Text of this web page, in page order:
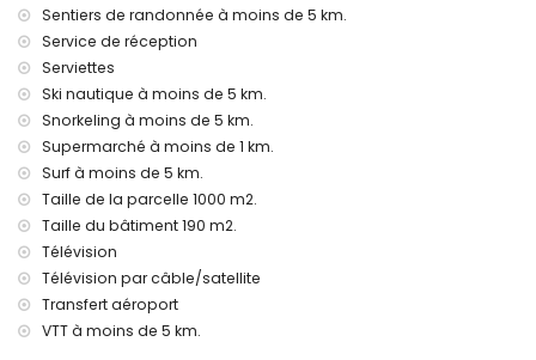
Lieux d'intérêt et culture à Jávea, Costa Blanca
Musée (Histórico de Jávea, Jávea), église (Virgen de Loreto,
Puerto, Jávea), monument (Pueblo de Jávea, Jávea),
bâtiment architectural (Histórico de Jávea, Jávea), lieu
historique (Pueblo de Jávea et Jávea) (à moins de 5
kilomètres de l'hébergement)
Ruine (Molinos de Viento et Jávea) (à moins de 10
Château (Portal de la Vila et Denia) (à moins de 25
kilomètres de l'hébergement)
Sports
Tennis (à moins de 1000 mètres de la villa)
Randonnée, VTT, cyclisme, escalade, canoë, kayak, pêche,
Sentiers de randonnée à moins de 5 km.
Service de réception
Serviettes
Ski nautique à moins de 5 km.
Snorkeling à moins de 5 km.
Supermarché à moins de 1 km.
Surf à moins de 5 km.
Taille de la parcelle 1000 m2.
Taille du bâtiment 190 m2.
Télévision
Télévision par câble/satellite
Transfert aéroport
VTT à moins de 5 km.